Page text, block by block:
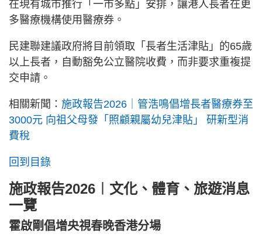
在現有城市推行「一市多點」安排，讓港人長者在更
多醫療機構使用醫療券。
民建聯建議政府將目前領取「長者生活津貼」的65歲
以上長者，自動豁免公立醫院收費，而非要求重複提
交申請。
相關新聞： 施政報告2026｜管浩鳴倡增長者醫療券至
3000元 向祖父母發「照顧親屬幼兒津貼」 研新型消
費稅
回到目錄
施政報告2026︱文化、體育、旅遊消息
一覽
霍啟剛倡增央視春晚香港分場